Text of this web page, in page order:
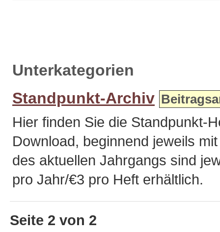
Unterkategorien
Standpunkt-Archiv
Hier finden Sie die Standpunkt-
Download, beginnend jeweils
des aktuellen Jahrgangs sind
pro Jahr/€3 pro Heft erhältlich.
Seite 2 von 2